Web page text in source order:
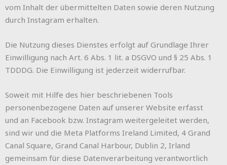
vom Inhalt der übermittelten Daten sowie deren Nutzung
durch Instagram erhalten.
Die Nutzung dieses Dienstes erfolgt auf Grundlage Ihrer
Einwilligung nach Art. 6 Abs. 1 lit. a DSGVO und § 25 Abs. 1
TDDDG. Die Einwilligung ist jederzeit widerrufbar.
Soweit mit Hilfe des hier beschriebenen Tools
personenbezogene Daten auf unserer Website erfasst
und an Facebook bzw. Instagram weitergeleitet werden,
sind wir und die Meta Platforms Ireland Limited, 4 Grand
Canal Square, Grand Canal Harbour, Dublin 2, Irland
gemeinsam für diese Datenverarbeitung verantwortlich